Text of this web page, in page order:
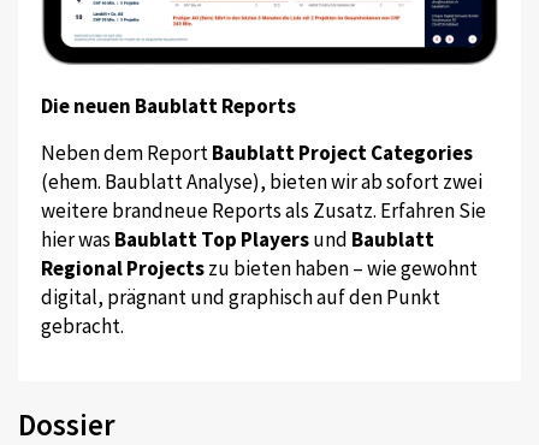
Die neuen Baublatt Reports
Neben dem ReportBaublatt Project Categories
(ehem. Baublatt Analyse), bieten wir ab sofort zwei
weitere brandneue Reports als Zusatz. Erfahren Sie
hier was Baublatt Top Playersund Baublatt
Regional Projectszu bieten haben – wie gewohnt
digital, prägnant und graphisch auf den Punkt
gebracht.
Dossier